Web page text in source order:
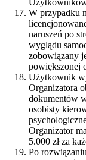
W przypadku
naruszeń po
wyglądu
zobowiązany
powiększonej
Użytkownik
Organizatora
dokumentów
osobisty
Organizator
5.000 zł za
Po